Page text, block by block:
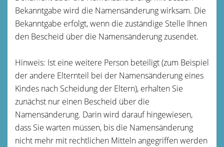
Bekanntgabe wird die Namensänderung wirksam. Die
Bekanntgabe erfolgt, wenn die zuständige Stelle Ihnen
den Bescheid über die Namensänderung zusendet.
Hinweis: Ist eine weitere Person beteiligt(zum Beispiel
der andere Elternteil bei der Namensänderung eines
Kindes nach Scheidung der Eltern), erhalten Sie
zunächst nur einen Bescheid über die
Namensänderung. Darin wird darauf hingewiesen,
dass Sie warten müssen, bis die Namensänderung
nicht mehr mit rechtlichen Mitteln angegriffen werden